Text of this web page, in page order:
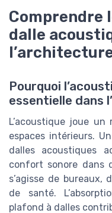
Comprendre
dalle
Pourquoi
essentielle dans
L’acoustique joue
espaces intérieurs.
dalles acoustiques
confort sonore dans
s’agisse de bureaux,
de santé.
plafond à dalles